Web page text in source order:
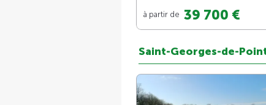
à partir de 39 700 €
Saint-Georges-de-